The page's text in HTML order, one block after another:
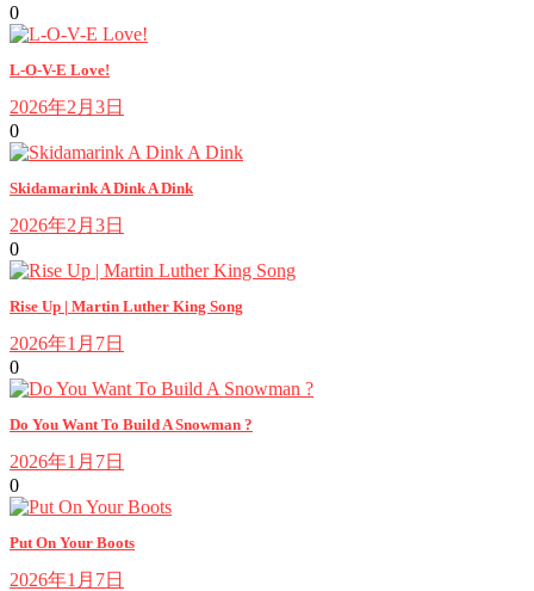
0
L-O-V-E Love!
2026年2月3日
0
Skidamarink A Dink A Dink
2026年2月3日
0
Rise Up | Martin Luther King Song
2026年1月7日
0
Do You Want To Build A Snowman ?
2026年1月7日
0
Put On Your Boots
2026年1月7日